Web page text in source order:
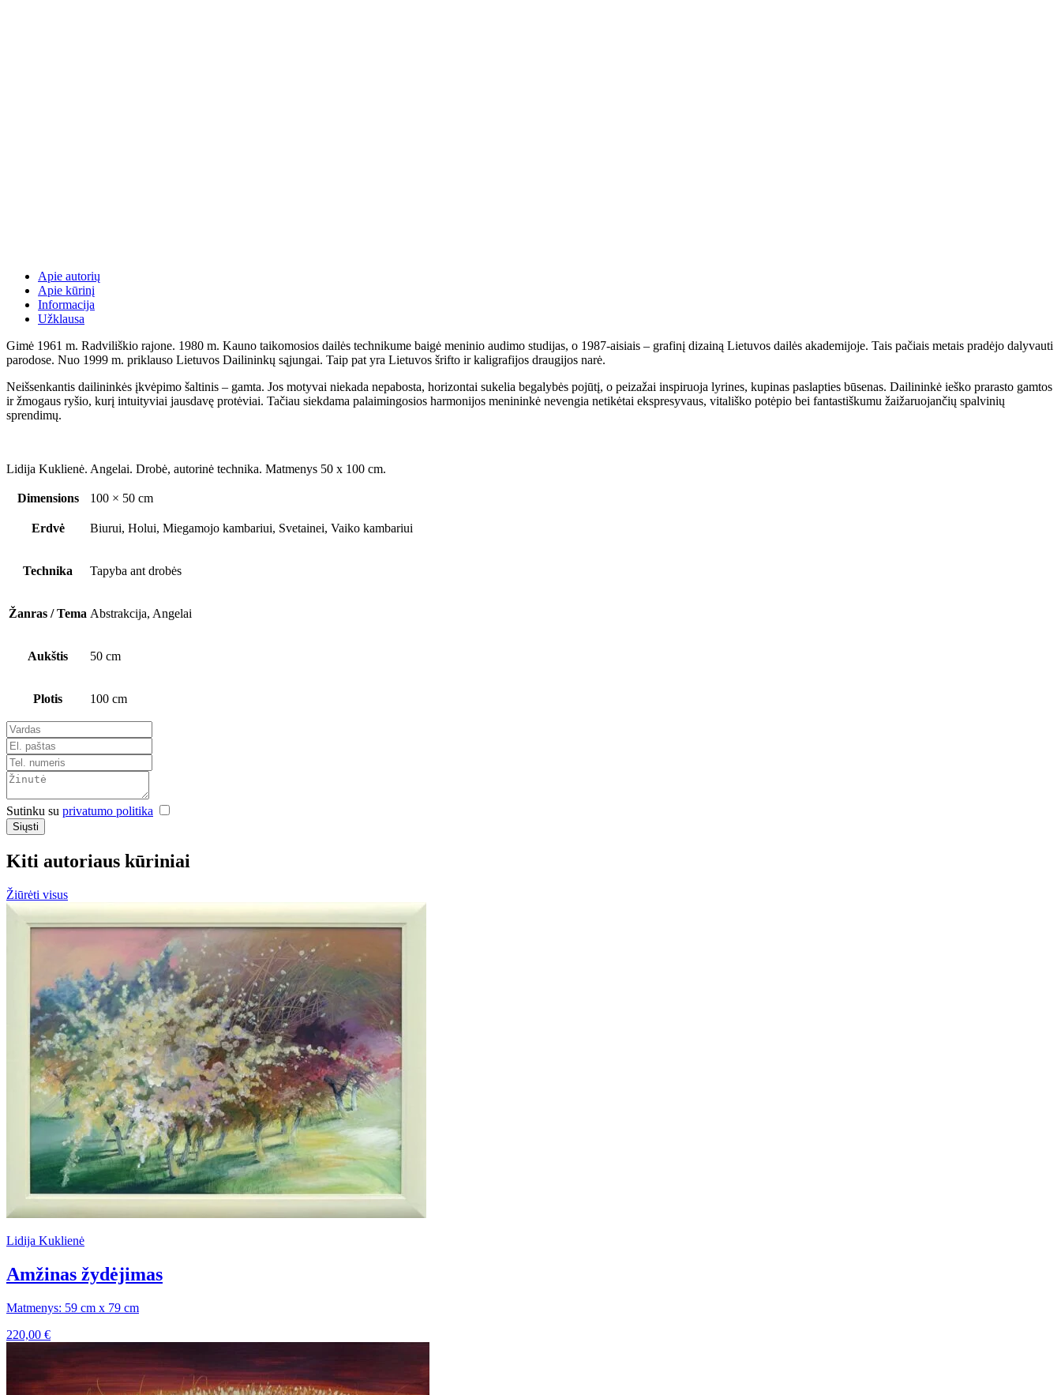
Apie autorių
Apie kūrinį
Informacija
Užklausa
Gimė 1961 m. Radviliškio rajone. 1980 m. Kauno taikomosios dailės technikume baigė meninio audimo studijas, o 1987-aisiais – grafinį dizainą Lietuvos dailės akademijoje. Tais pačiais metais pradėjo dalyvauti
parodose. Nuo 1999 m. priklauso Lietuvos Dailininkų sąjungai. Taip pat yra Lietuvos šrifto ir kaligrafijos draugijos narė.
Neišsenkantis dailininkės įkvėpimo šaltinis – gamta. Jos motyvai niekada nepabosta, horizontai sukelia begalybės pojūtį, o peizažai inspiruoja lyrines, kupinas paslapties būsenas. Dailininkė ieško prarasto gamtos
ir žmogaus ryšio, kurį intuityviai jausdavę protėviai. Tačiau siekdama palaimingosios harmonijos menininkė nevengia netikėtai ekspresyvaus, vitališko potėpio bei fantastiškumu žaižaruojančių spalvinių
sprendimų.
Lidija Kuklienė. Angelai. Drobė, autorinė technika. Matmenys 50 x 100 cm.
Dimensions 100 × 50 cm
Erdvė Biurui, Holui, Miegamojo kambariui, Svetainei, Vaiko kambariui
Technika Tapyba ant drobės
Žanras / Tema Abstrakcija, Angelai
Aukštis 50 cm
Plotis 100 cm
Sutinku su privatumo politika
Siųsti
Kiti autoriaus kūriniai
Žiūrėti visus
Lidija Kuklienė
Amžinas žydėjimas
Matmenys: 59 cm x 79 cm
220,00 €